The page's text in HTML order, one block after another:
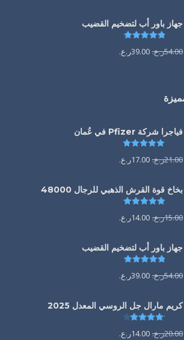
جهاز باور أب لتضخيم القضيب
تم التقييم
54.00ر.ع. 39.00ر.ع.
فياجرا شركة Pfizer في عُمان
21.00ر.ع. 17.00ر.ع.
بخاخ قوة القرش الذهبي للرجال 48000
تم التقييم
15.00ر.ع. 14.00ر.ع.
جهاز باور أب لتضخيم القضيب
تم التقييم
54.00ر.ع. 39.00ر.ع.
كريم مارال جل الروسي المعدل 2025
تم التقييم
20.00ر.ع. 14.00ر.ع.